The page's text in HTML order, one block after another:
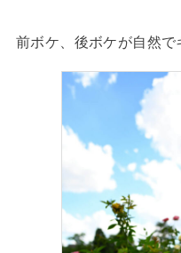
前ボケ、後ボケが自然で